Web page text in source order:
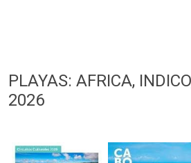
PLAYAS: AFRICA,
2026